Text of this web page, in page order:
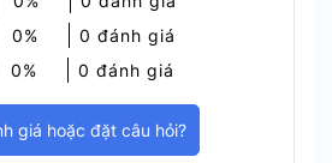
0%
0 đánh giá
0% 0 đánh giá
giá hoặc đặt câu hỏi?